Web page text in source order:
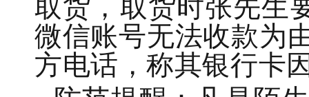
微信账号无法收款为
方电话，称其银行卡